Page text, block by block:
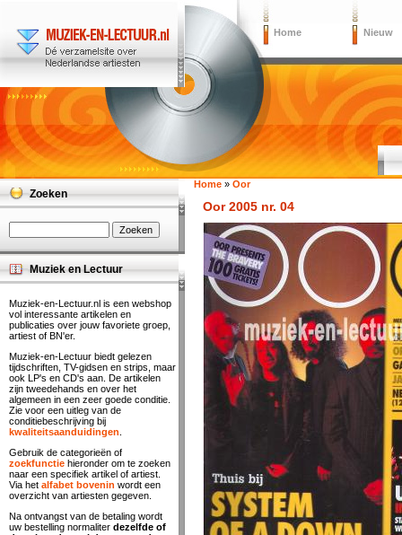
Home Nieuw
Home » Oor
Oor 2005 nr. 04
Zoeken
Muziek en Lectuur
Muziek-en-Lectuur.nl is een webshop
vol interessante artikelen en
publicaties over jouw favoriete groep,
artiest of BN'er.
Muziek-en-Lectuur biedt gelezen
tijdschriften, TV-gidsen en strips, maar
ook LP's en CD's aan. De artikelen
zijn tweedehands en over het
algemeen in een zeer goede conditie.
Zie voor een uitleg van de
conditiebeschrijving bij
kwaliteitsaanduidingen
Gebruik de categorieën of
zoekfunctie hieronder om te zoeken
naar een specifiek artikel of artiest.
Via het alfabet bovenin wordt een
overzicht van artiesten gegeven.
Na ontvangst van de betaling wordt
uw bestelling normaliter dezelfde of